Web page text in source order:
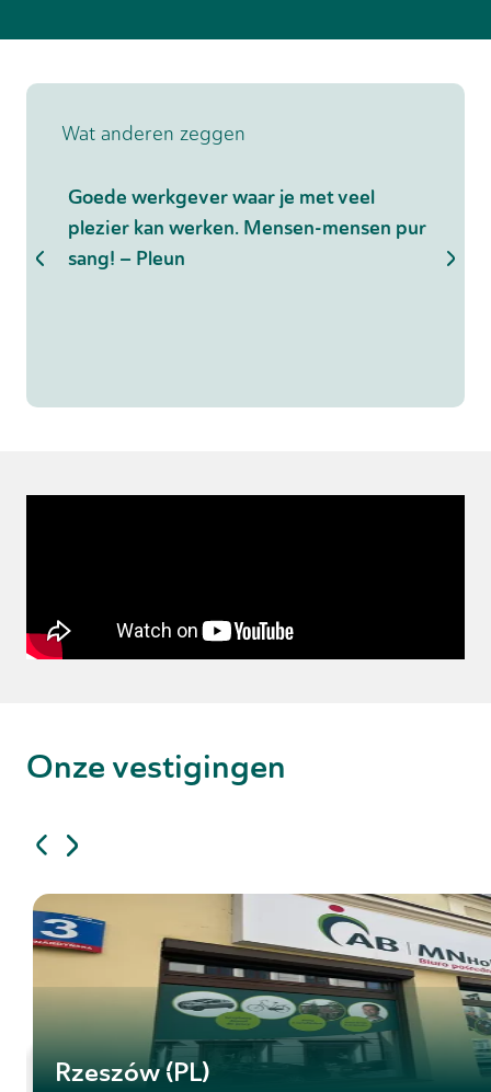
Wat anderen zeggen
Goede werkgever waar je met veel
plezier kan werken. Mensen-mensen pur
sang! – Pleun
Onze vestigingen
Rzeszów (PL)